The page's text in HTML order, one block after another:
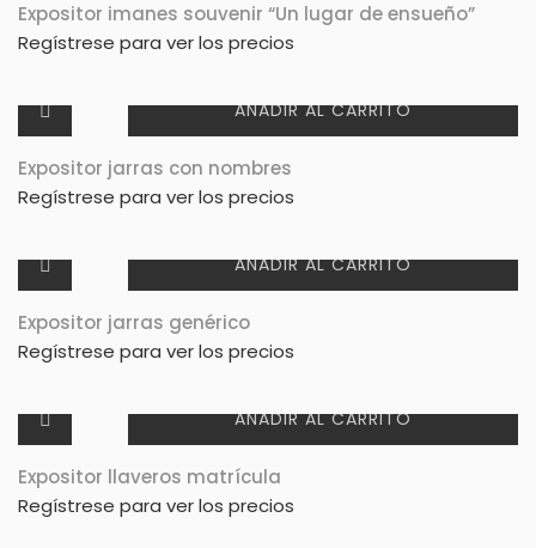
Expositor imanes souvenir “Un lugar de ensueño”
Regístrese para ver los precios
AÑADIR AL CARRITO
Expositor jarras con nombres
Regístrese para ver los precios
AÑADIR AL CARRITO
Expositor jarras genérico
Regístrese para ver los precios
AÑADIR AL CARRITO
Expositor llaveros matrícula
Regístrese para ver los precios